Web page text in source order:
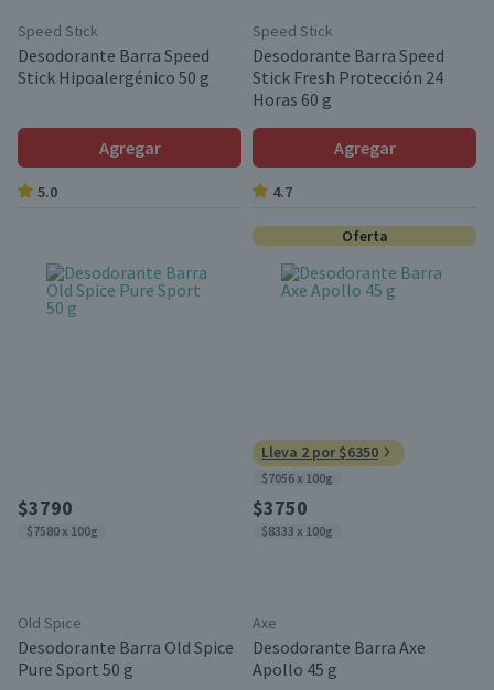
Speed Stick
Desodorante Barra Speed
Stick Hipoalergénico 50 g
Agregar
5.0
Speed Stick
Desodorante Barra Speed
Stick Fresh Protección 24
Horas 60 g
Agregar
4.7
$3790
$7580 x 100g
Old Spice
Desodorante Barra Old Spice
Pure Sport 50 g
Oferta
Lleva 2 por $6350
$7056 x 100g
$3750
$8333 x 100g
Axe
Desodorante Barra Axe
Apollo 45 g